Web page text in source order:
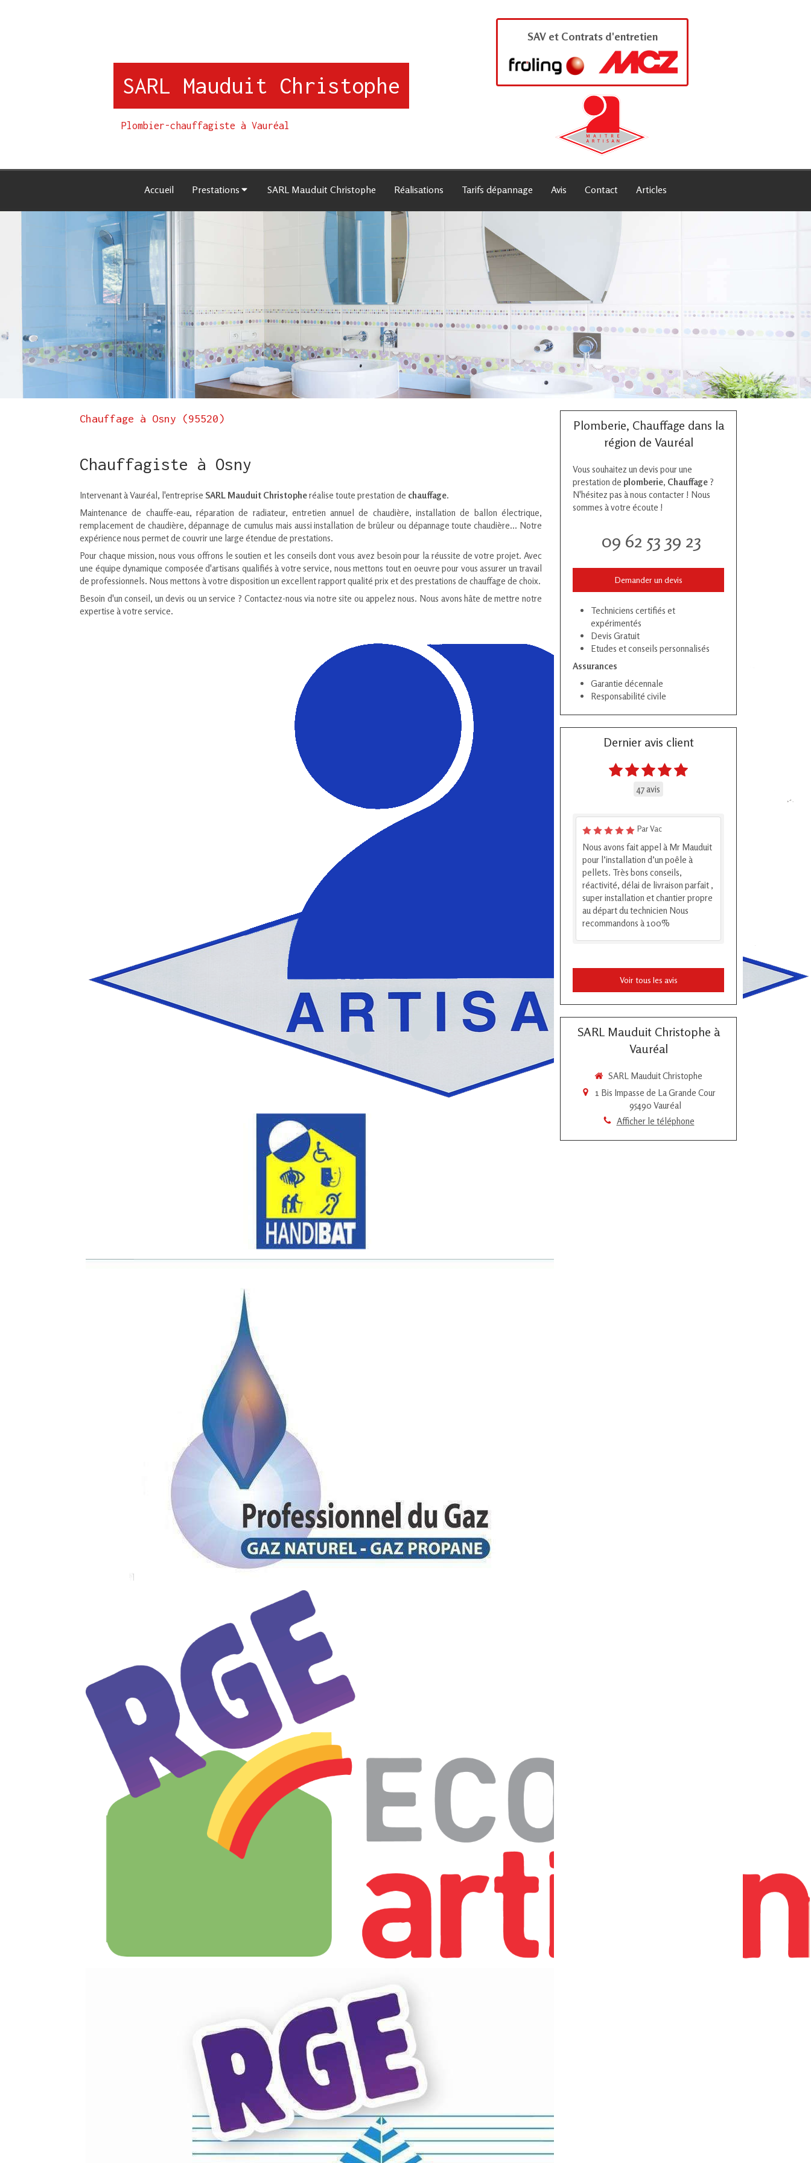
SAV et Contrats d'entretien
SARL Mauduit Christophe
Plombier-chauffagiste à Vauréal
Accueil Prestations SARL Mauduit Christophe Réalisations Tarifs dépannage Avis Contact Articles
Chauffage à Osny (95520)
Chauffagiste à Osny
Intervenant à Vauréal, l'entreprise SARL Mauduit Christopheréalise toute prestation de chauffage.
Maintenance de chauffe-eau, réparation de radiateur, entretien annuel de chaudière, installation de ballon électrique,
remplacement de chaudière, dépannage de cumulus mais aussi installation de brûleur ou dépannage toute chaudière... Notre
expérience nous permet de couvrir une large étendue de prestations.
Pour chaque mission, nous vous offrons le soutien et les conseils dont vous avez besoin pour la réussite de votre projet. Avec
une équipe dynamique composée d'artisans qualifiés à votre service, nous mettons tout en oeuvre pour vous assurer un travail
de professionnels. Nous mettons à votre disposition un excellent rapport qualité prix et des prestations de chauffage de choix.
Besoin d'un conseil, un devis ou un service ? Contactez-nous via notre site ou appelez nous. Nous avons hâte de mettre notre
expertise à votre service.
Plomberie, Chauffage dans la
région de Vauréal
Vous souhaitez un devis pour une
prestation de plomberie, Chauffage ?
N'hésitez pas à nous contacter ! Nous
sommes à votre écoute !
09 62 53 39 23
Demander un devis
Techniciens certifiés et
expérimentés
Devis Gratuit
Etudes et conseils personnalisés
Assurances
Garantie décennale
Responsabilité civile
Dernier avis client
47 avis
Par Vac
Nous avons fait appel à Mr Mauduit
pour l’installation d’un poêle à
pellets. Très bons conseils,
réactivité, délai de livraison parfait ,
super installation et chantier propre
au départ du technicien Nous
recommandons à 100%
Voir tous les avis
SARL Mauduit Christophe à
Vauréal
SARL Mauduit Christophe
1 Bis Impasse de La Grande Cour
95490 Vauréal
Afficher le téléphone